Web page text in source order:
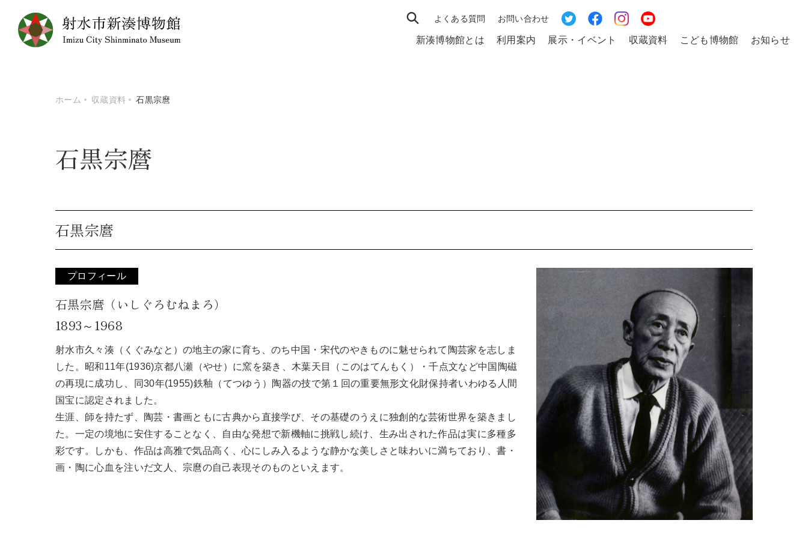
よくある質問 お問い合わせ
新湊博物館とは 利用案内 展示・イベント 収蔵資料 こども博物館 お知らせ
ホーム 収蔵資料 石黒宗麿
石黒宗麿
石黒宗麿
プロフィール
石黒宗麿（いしぐろむねまろ）
1893～1968
射水市久々湊（くぐみなと）の地主の家に育ち、のち中国・宋代のやきものに魅せられて陶芸家を志しま
した。昭和11年(1936)京都八瀬（やせ）に窯を築き、木葉天目（このはてんもく）・千点文など中国陶磁
の再現に成功し、同30年(1955)鉄釉（てつゆう）陶器の技で第１回の重要無形文化財保持者いわゆる人間
国宝に認定されました。
生涯、師を持たず、陶芸・書画ともに古典から直接学び、その基礎のうえに独創的な芸術世界を築きまし
た。一定の境地に安住することなく、自由な発想で新機軸に挑戦し続け、生み出された作品は実に多種多
彩です。しかも、作品は高雅で気品高く、心にしみ入るような静かな美しさと味わいに満ちており、書・
画・陶に心血を注いだ文人、宗麿の自己表現そのものといえます。